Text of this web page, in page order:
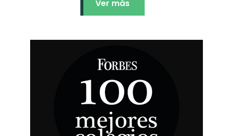
Ver más